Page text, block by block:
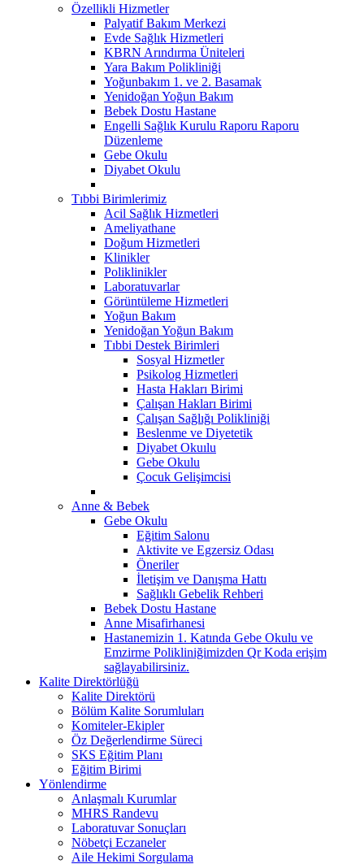
Özellikli Hizmetler
Palyatif Bakım Merkezi
Evde Sağlık Hizmetleri
KBRN Arındırma Üniteleri
Yara Bakım Polikliniği
Yoğunbakım 1. ve 2. Basamak
Yenidoğan Yoğun Bakım
Bebek Dostu Hastane
Engelli Sağlık Kurulu Raporu Raporu
Düzenleme
Gebe Okulu
Diyabet Okulu
Tıbbi Birimlerimiz
Acil Sağlık Hizmetleri
Ameliyathane
Doğum Hizmetleri
Klinikler
Poliklinikler
Laboratuvarlar
Görüntüleme Hizmetleri
Yoğun Bakım
Yenidoğan Yoğun Bakım
Tıbbi Destek Birimleri
Sosyal Hizmetler
Psikolog Hizmetleri
Hasta Hakları Birimi
Çalışan Hakları Birimi
Çalışan Sağlığı Polikliniği
Beslenme ve Diyetetik
Diyabet Okuılu
Gebe Okulu
Çocuk Gelişimcisi
Anne & Bebek
Gebe Okulu
Eğitim Salonu
Aktivite ve Egzersiz Odası
Öneriler
İletişim ve Danışma Hattı
Sağlıklı Gebelik Rehberi
Bebek Dostu Hastane
Anne Misafirhanesi
Hastanemizin 1. Katında Gebe Okulu ve
Emzirme Polikliniğimizden Qr Koda erişim
sağlayabilirsiniz.
Kalite Direktörlüğü
Kalite Direktörü
Bölüm Kalite Sorumluları
Komiteler-Ekipler
Öz Değerlendirme Süreci
SKS Eğitim Planı
Eğitim Birimi
Yönlendirme
Anlaşmalı Kurumlar
MHRS Randevu
Laboratuvar Sonuçları
Nöbetçi Eczaneler
Aile Hekimi Sorgulama